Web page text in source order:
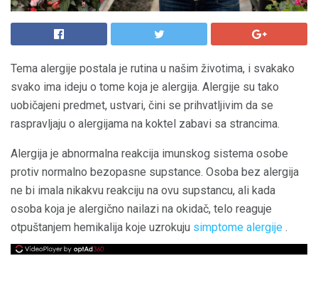
Tema alergije postala je rutina u našim životima, i svakako
svako ima ideju o tome koja je alergija. Alergije su tako
uobičajeni predmet, ustvari, čini se prihvatljivim da se
raspravljaju o alergijama na koktel zabavi sa strancima.
Alergija je abnormalna reakcija imunskog sistema osobe
protiv normalno bezopasne supstance. Osoba bez alergija
ne bi imala nikakvu reakciju na ovu supstancu, ali kada
osoba koja je alergično nailazi na okidač, telo reaguje
otpuštanjem hemikalija koje uzrokuju simptome alergije .